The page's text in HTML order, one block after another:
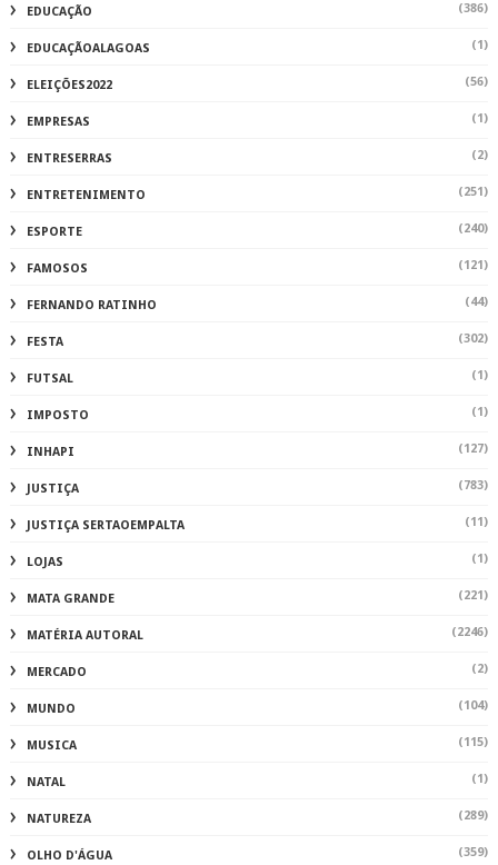
EDUCAÇÃO (386)
EDUCAÇÃOALAGOAS (1)
ELEIÇÕES2022 (56)
EMPRESAS (1)
ENTRESERRAS (2)
ENTRETENIMENTO (251)
ESPORTE (240)
FAMOSOS (121)
FERNANDO RATINHO (44)
FESTA (302)
FUTSAL (1)
IMPOSTO (1)
INHAPI (127)
JUSTIÇA (783)
JUSTIÇA SERTAOEMPALTA (11)
LOJAS (1)
MATA GRANDE (221)
MATÉRIA AUTORAL (2246)
MERCADO (2)
MUNDO (104)
MUSICA (115)
NATAL (1)
NATUREZA (289)
OLHO D'ÁGUA (359)